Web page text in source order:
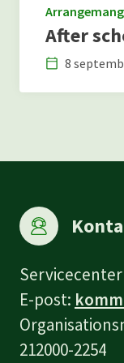
Arrangemang
After
8
E-post:
212000-2254